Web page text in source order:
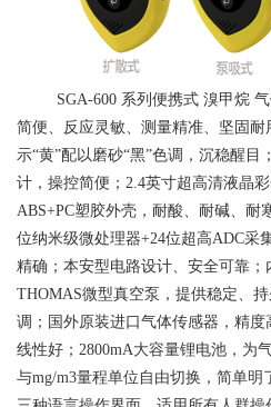
SGA-600 系列便携式 溴甲烷
简便、反应灵敏、测量精准、坚固
示“黄”配以磨砂“黑”色调，沉稳醒目
计，操控简便；2.4英寸超高清液晶
ABS+PC塑胶外壳，耐酸、耐碱、耐
位纳米级微处理器+24位超高ADC采
精确；本安型电路设计、安全可靠
THOMAS微型真空泵，提供稳定、
调；国外原装进口气体传感器，精
线性好；2800mA大容量锂电池，为
与mg/m3量程单位自由切换，简单